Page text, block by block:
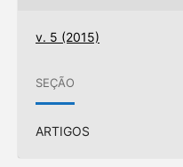
v. 5 (2015)
SEÇÃO
ARTIGOS